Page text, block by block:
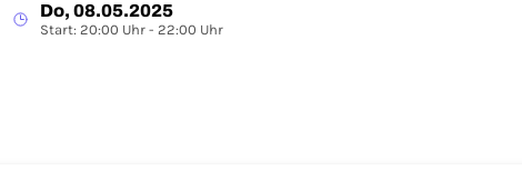
Do, 08.05.2025
Start: 20:00 Uhr - 22:00 Uhr